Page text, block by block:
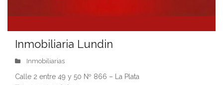
Inmobiliaria Lundin
Inmobiliarias
Calle 2 entre 49 y 50 Nº 866 – La Plata